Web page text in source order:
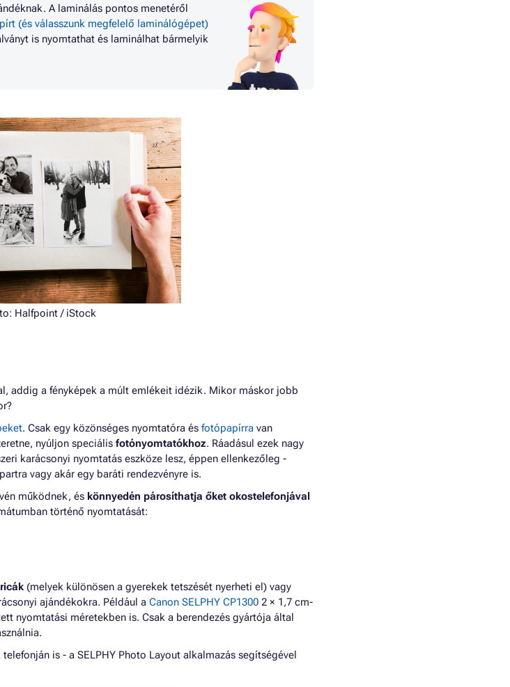
A laminálás pontos menetéről
(és válasszunk megfelelő laminálógépet)
is nyomtathat és laminálhat bármelyik
Halfpoint/ iStock
addig a fényképek a múlt emlékeit idézik. Mikor máskor jobb
. Csak egy közönséges nyomtatóra és fotópapírra van
nyúljon speciális fotónyomtatókhoz. Ráadásul ezek nagy
karácsonyi nyomtatás eszköze lesz, éppen ellenkezőleg -
vagy akár egy baráti rendezvényre is.
működnek, és könnyedén párosíthatja őket okostelefonjával
történő nyomtatását:
(melyek különösen a gyerekek tetszését nyerheti el) vagy
ajándékokra. Például a Canon SELPHY CP1300 2 × 1,7 cm-
nyomtatási méretekben is. Csak a berendezés gyártója által
is - a SELPHY Photo Layout alkalmazás segítségével